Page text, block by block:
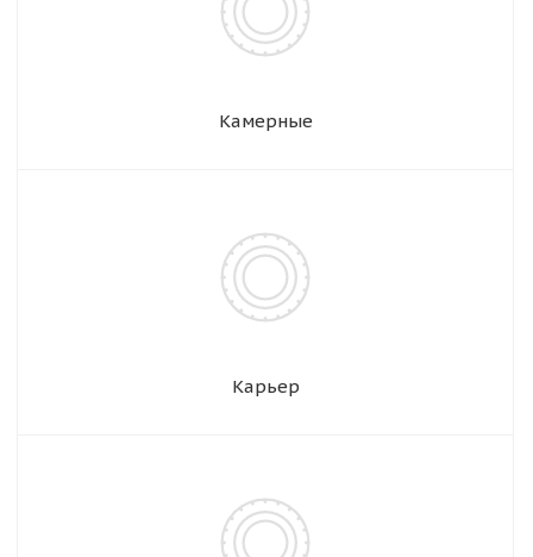
Камерные
Карьер